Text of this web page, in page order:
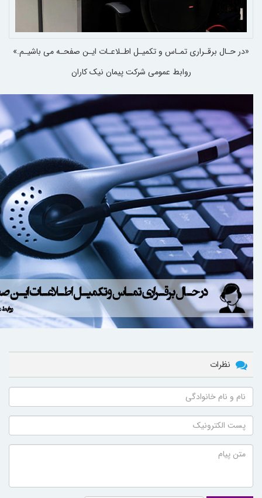
«در حـال برقـراری تمـاس و تکمیـل اطـلاعـات ایـن صفحـه می باشیـم.»
روابط عمومی شرکت پیمان نیک کاران
نظرات